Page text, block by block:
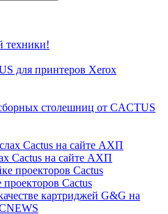
техники!
для принтеров Xerox
столешниц от CACTUS
Cactus на сайте АХП
Cactus